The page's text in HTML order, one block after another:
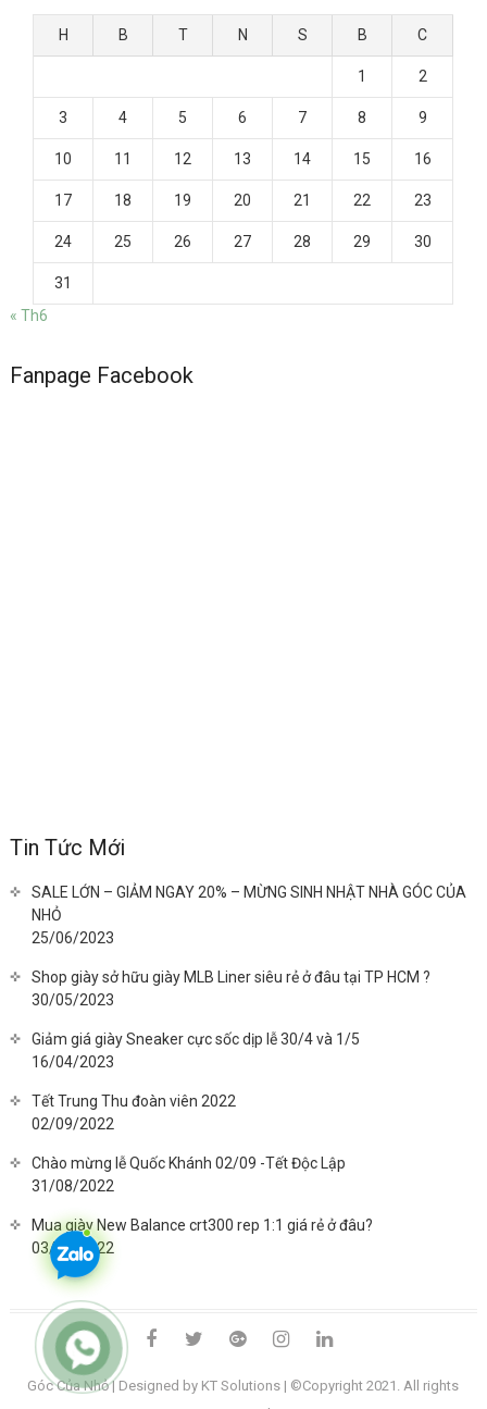
H B T N S B C
1 2
3 4 5 6 7 8 9
10 11 12 13 14 15 16
17 18 19 20 21 22 23
24 25 26 27 28 29 30
31
« Th6
Fanpage Facebook
Tin Tức Mới
SALE LỚN – GIẢM NGAY 20% – MỪNG SINH NHẬT NHÀ GÓC CỦA
NHỎ
25/06/2023
Shop giày sở hữu giày MLB Liner siêu rẻ ở đâu tại TP HCM ?
30/05/2023
Giảm giá giày Sneaker cực sốc dịp lễ 30/4 và 1/5
16/04/2023
Tết Trung Thu đoàn viên 2022
02/09/2022
Chào mừng lễ Quốc Khánh 02/09 -Tết Độc Lập
31/08/2022
Mua giày New Balance crt300 rep 1:1 giá rẻ ở đâu?
03/08/2022
facebooktwittergoogleinstagramlinkedin
Góc Của Nhỏ| Designed by KT Solutions | ©Copyright 2021. All rights